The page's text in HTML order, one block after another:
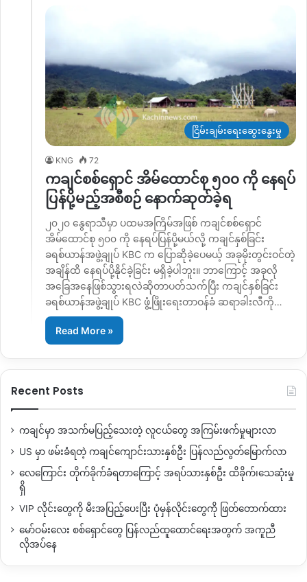
ငြိမ်းချမ်းရေးဆွေးနွေးမှု
KNG 72
ကချင်စစ်ရှောင် အိမ်ထောင်စု ၅၀၀ ကို နေရပ်
ပြန်ပို့မည့်အစီစဉ် နောက်ဆုတ်ခဲ့ရ
၂၀၂၀ နွေရာသီမှာ ပထမအကြိမ်အဖြစ် ကချင်စစ်ရှောင်
အိမ်ထောင်စု ၅၀၀ ကို နေရပ်ပြန်ပို့မယ်လို့ ကချင်နှစ်ခြင်း
ခရစ်ယာန်အဖွဲ့ချုပ် KBC က ပြောဆိုခဲ့ပေမယ့် အခုမိုးတွင်းဝင်တဲ့
အချိန်ထိ နေရပ်ပို့နိုင်ခဲ့ခြင်း မရှိခဲ့ပါဘူး။ ဘာကြောင့် အခုလို
အခြေအနေဖြစ်သွားရလဲဆိုတာပတ်သက်ပြီး ကချင်နှစ်ခြင်း
ခရစ်ယာန်အဖွဲ့ချုပ် KBC ဖွံ့ဖြိုးရေးတာဝန်ခံ ဆရာခါးလီကို…
Read More »
Recent Posts
ကချင်မှာ အသက်မပြည့်သေးတဲ့ လူငယ်တွေ အကြမ်းဖက်မှုများလာ
US မှာ ဖမ်းခံရတဲ့ ကချင်ကျောင်းသားနှစ်ဦး ပြန်လည်လွတ်မြောက်လာ
လေကြောင်း တိုက်ခိုက်ခံရတာကြောင့် အရပ်သားနှစ်ဦး ထိခိုက်၊သေဆုံးမှု
ရှိ
VIP လိုင်းတွေကို မီးအပြည့်ပေးပြီး ပုံမှန်လိုင်းတွေကို ဖြတ်တောက်ထား
မော်ဝမ်းလေး စစ်ရှောင်တွေ ပြန်လည်ထူထောင်ရေးအတွက် အကူညီ
လိုအပ်နေ